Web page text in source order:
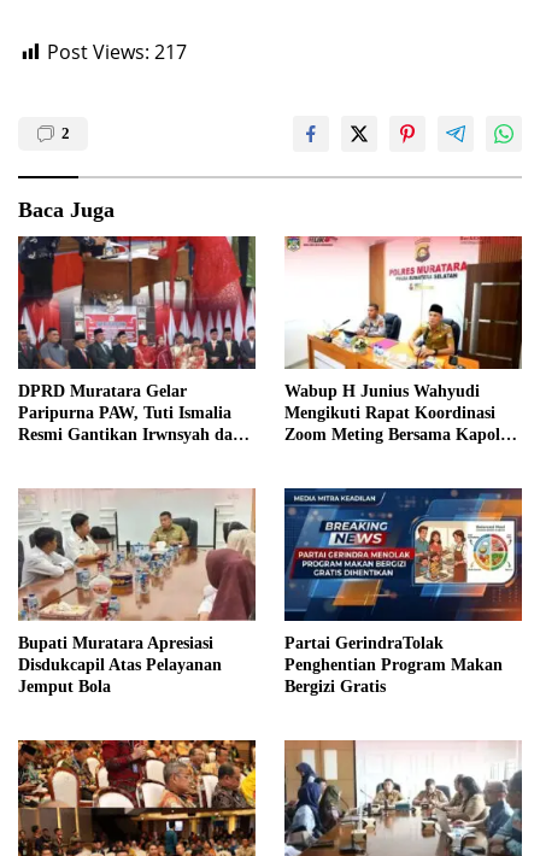
Post Views: 217
2
Baca Juga
DPRD Muratara Gelar
Paripurna PAW, Tuti Ismalia
Resmi Gantikan Irwnsyah dari
Wabup H Junius Wahyudi
Mengikuti Rapat Koordinasi
Zoom Meting Bersama Kapolres
Bupati Muratara Apresiasi
Disdukcapil Atas Pelayanan
Jemput Bola
Partai GerindraTolak
Penghentian Program Makan
Bergizi Gratis